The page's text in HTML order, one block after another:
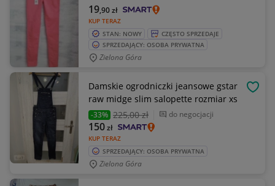
KUP TERAZ
19,90zł
STAN: NOWY
CZĘSTO SPRZEDAJE
SPRZEDAJĄCY: OSOBA PRYWATNA
Zielona Góra
Damskie ogrodniczki jeansowe gstar
raw midge slim salopette rozmiar xs
-33% 225,00 zł do negocjacji
KUP TERAZ
150zł
SPRZEDAJĄCY: OSOBA PRYWATNA
Zielona Góra